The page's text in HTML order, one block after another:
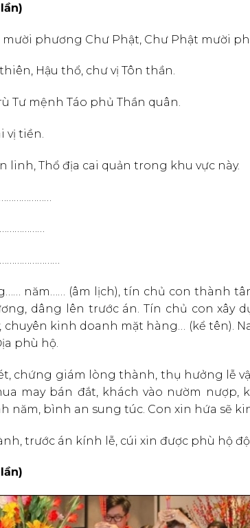
phương Chư Phật, Chư Phật mười
Hậu thổ, chư vị Tôn thần.
Tư mệnh Táo phủ Thần quân.
vị tiền.
linh, Thổ địa cai quản trong khu vực này.
năm…… (âm lịch), tín chủ con thành
dâng lên trước án. Tín chủ con xây
chuyên kinh doanh mặt hàng… (kể tên).
phù hộ.
chứng giám lòng thành, thụ hưởng lễ
may bán đắt, khách vào nườm nượp,
năm, bình an sung túc. Con xin hứa sẽ
trước án kính lễ, cúi xin được phù hộ độ